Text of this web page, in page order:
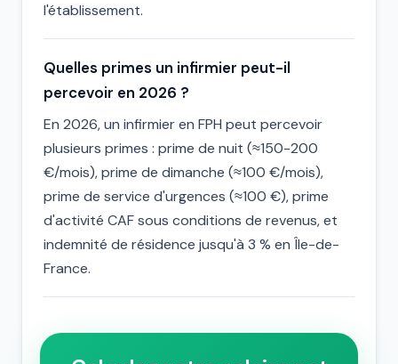
l'établissement.
Quelles primes un infirmier peut-il
percevoir en 2026 ?
En 2026, un infirmier en FPH peut percevoir
plusieurs primes : prime de nuit (≈150-200
€/mois), prime de dimanche (≈100 €/mois),
prime de service d'urgences (≈100 €), prime
d'activité CAF sous conditions de revenus, et
indemnité de résidence jusqu'à 3 % en Île-de-
France.